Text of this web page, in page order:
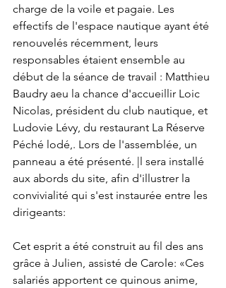
charge de la voile et pagaie. Les
effectifs de l'espace nautique ayant été
renouvelés récemment, leurs
responsables étaient ensemble au
début de la séance de travail : Matthieu
Baudry aeu la chance d'accueillir Loic
Nicolas, président du club nautique, et
Ludovie Lévy, du restaurant La Réserve
Péché lodé,. Lors de l'assemblée, un
panneau a été présenté. |l sera installé
aux abords du site, afin d'illustrer la
convivialité qui s'est instaurée entre les
dirigeants:
Cet esprit a été construit au fil des ans
grâce à Julien, assisté de Carole: «Ces
salariés apportent ce quinous anime,